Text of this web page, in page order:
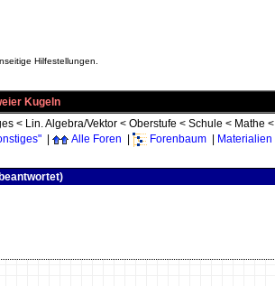
Hilfestellungen.
Kugeln
< Lin. Algebra/Vektor < Oberstufe < Schule < Mathe <
Alle Foren Forenbaum Materialien